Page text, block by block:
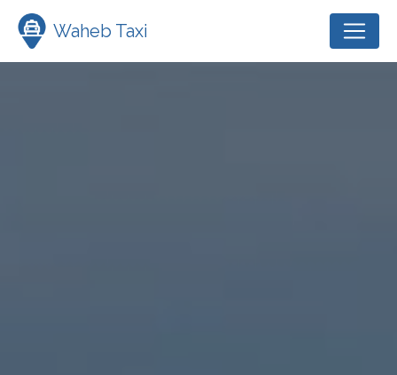
Waheb Taxi
Panneau de gestion des cookies